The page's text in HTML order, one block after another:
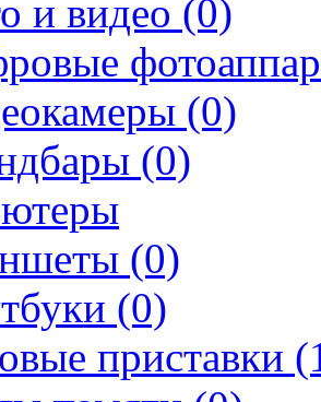
и видео (0)
(0)
(0)
(0)
(0)
приставки